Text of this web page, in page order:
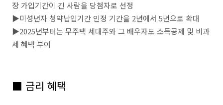
장 가입기간이 긴 사람을 당첨자로 선정
▶미성년자 청약납입기간 인정 기간을 2년에서 5년으로 확대
▶2025년부터는 무주택 세대주와 그 배우자도 소득공제 및 비과
세 혜택 부여
■ 금리 혜택